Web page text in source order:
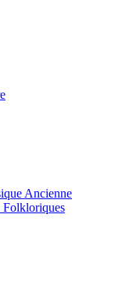
Ancienne
Folkloriques